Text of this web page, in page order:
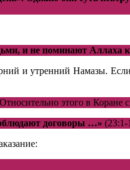
и не поминают Аллаха
и утренний Намазы.
этого в Коране
договоры …» (23:1-